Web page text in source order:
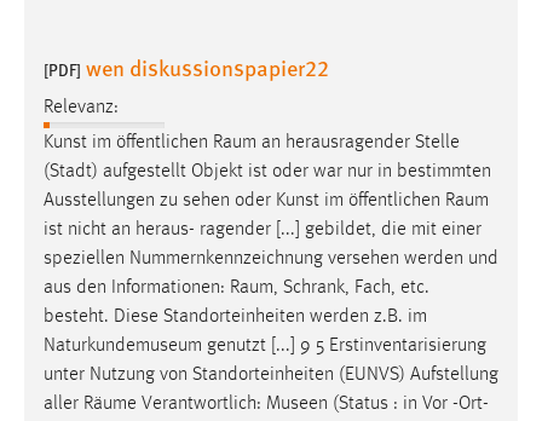
[PDF] wen diskussionspapier22
Relevanz:
Kunst im öffentlichen Raum an herausragender Stelle
(Stadt) aufgestellt Objekt ist oder war nur in bestimmten
Ausstellungen zu sehen oder Kunst im öffentlichen Raum
ist nicht an heraus- ragender [...] gebildet, die mit einer
speziellen Nummernkennzeichnung versehen werden und
aus den Informationen: Raum, Schrank, Fach, etc.
besteht. Diese Standorteinheiten werden z.B. im
Naturkundemuseum genutzt [...] 9 5 Erstinventarisierung
unter Nutzung von Standorteinheiten (EUNVS) Aufstellung
aller Räume Verantwortlich: Museen (Status : in Vor -Ort-